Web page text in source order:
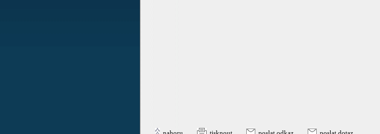
nahoru tisknout poslat odkaz poslat dotaz